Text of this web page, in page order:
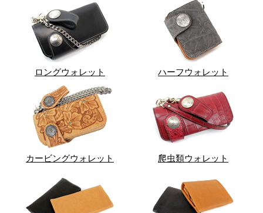
ロングウォレット ハーフウォレット
カービングウォレット 爬虫類ウォレット